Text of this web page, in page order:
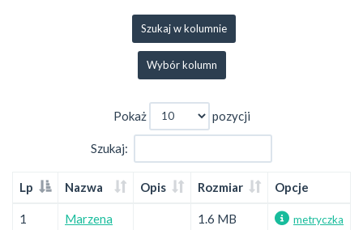
Szukaj w kolumnie
Wybór kolumn
Pokaż pozycji
Szukaj:
Lp Nazwa Opis Rozmiar Opcje
1
Marzena
1.6 MB metryczka